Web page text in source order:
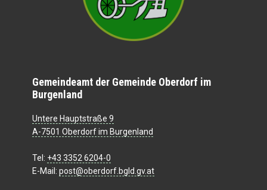
Gemeindeamt der Gemeinde Oberdorf im
Burgenland
Untere Hauptstraße 9
A-7501 Oberdorf im Burgenland
Tel: +43 3352 6204-0
E-Mail: post@oberdorf.bgld.gv.at